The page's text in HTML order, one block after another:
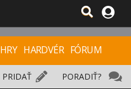
HRY HARDVÉR FÓRUM
PORADIŤ?
PRIDAŤ